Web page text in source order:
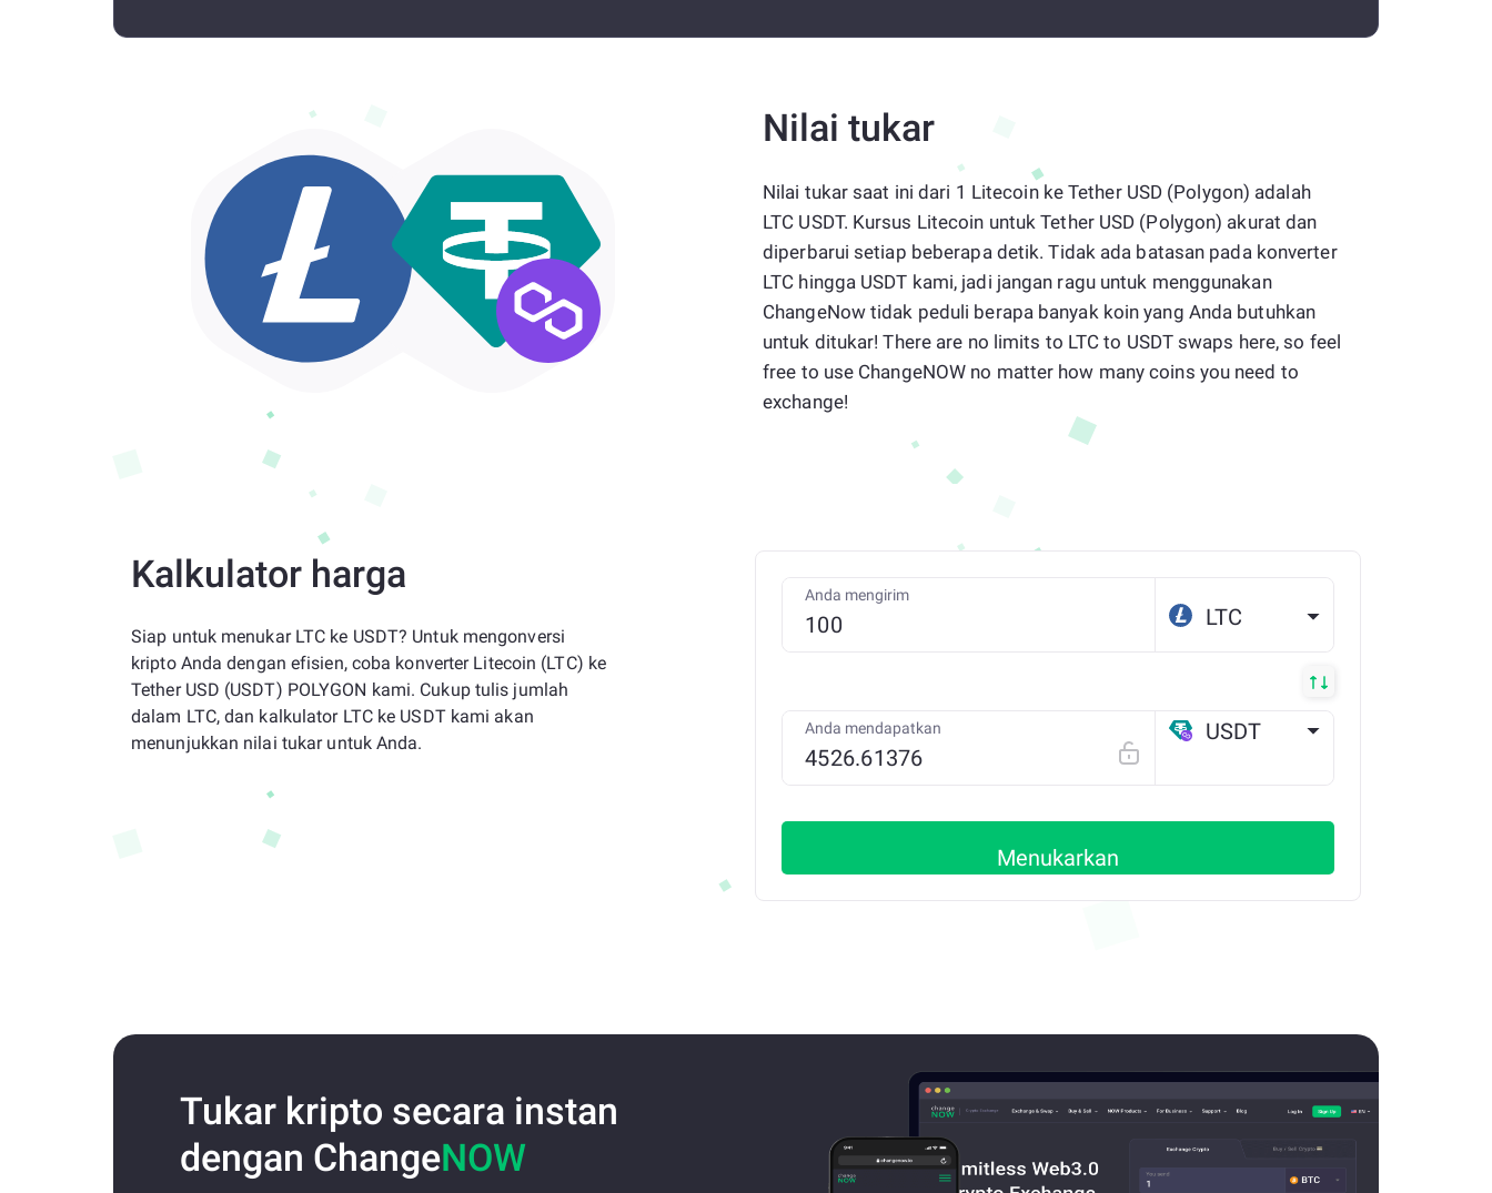
Nilai tukar
Nilai tukar saat ini dari 1 Litecoin ke Tether USD (Polygon) adalah
LTC USDT. Kursus Litecoin untuk Tether USD (Polygon) akurat dan
diperbarui setiap beberapa detik. Tidak ada batasan pada konverter
LTC hingga USDT kami, jadi jangan ragu untuk menggunakan
ChangeNow tidak peduli berapa banyak koin yang Anda butuhkan
untuk ditukar! There are no limits to LTC to USDT swaps here, so feel
free to use ChangeNOW no matter how many coins you need to
exchange!
Kalkulator harga
Siap untuk menukar LTC ke USDT? Untuk mengonversi
kripto Anda dengan efisien, coba konverter Litecoin (LTC) ke
Tether USD (USDT) POLYGON kami. Cukup tulis jumlah
dalam LTC, dan kalkulator LTC ke USDT kami akan
menunjukkan nilai tukar untuk Anda.
Anda mengirim
LTC
Anda mendapatkan USDT
Menukarkan
Tukar kripto secara instan
dengan ChangeNOW